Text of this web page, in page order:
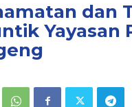
dan